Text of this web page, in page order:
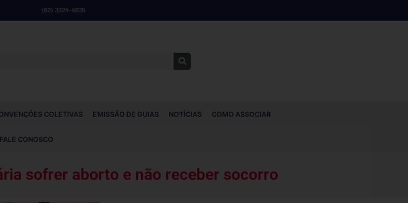
(62) 3324-4835
COLETIVAS EMISSÃO DE GUIAS NOTÍCIAS COMO ASSOCIAR
FALE CONOSCO
sofrer aborto e não receber socorro